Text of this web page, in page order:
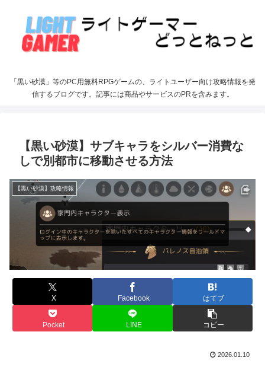
「黒い砂漠」等のPC用無料RPGゲームの、ライトユーザー向け攻略情報を発
信するブログです。記事には商品やサービスのPRを含みます。
【黒い砂漠】サブキャラをシルバー消費な
しで別都市に移動させる方法
【黒い砂漠】攻略情報
X Facebook はてブ
Pocket LINE コピー
2026.01.10